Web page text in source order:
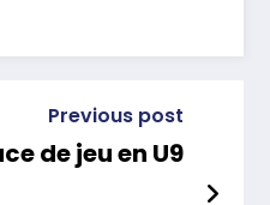
Previous post
de jeu en U9